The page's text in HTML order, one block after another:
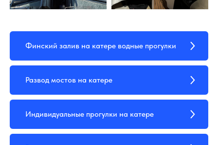
Финский залив на катере водные прогулки
Развод мостов на катере
Индивидуальные прогулки на катере